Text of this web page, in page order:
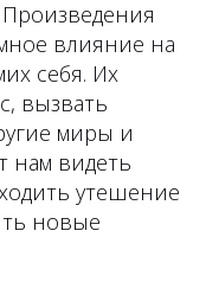
влияние на
себя. Их
вызвать
миры и
нам видеть
утешение
новые